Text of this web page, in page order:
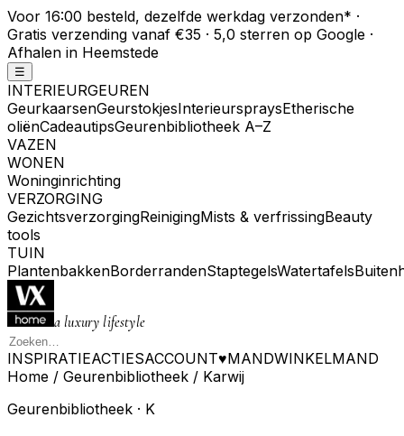
Voor 16:00 besteld, dezelfde werkdag verzonden* ·
Gratis verzending vanaf €35 · 5,0 sterren op Google ·
Afhalen in Heemstede
☰
INTERIEURGEUREN
GeurkaarsenGeurstokjesInterieurspraysEtherische
oliënCadeautipsGeurenbibliotheek A–Z
VAZEN
WONEN
Woninginrichting
VERZORGING
GezichtsverzorgingReinigingMists & verfrissingBeauty
tools
TUIN
PlantenbakkenBorderrandenStaptegelsWatertafels
a luxury lifestyle
INSPIRATIEACTIESACCOUNT♥MANDWINKELMAND
Home / Geurenbibliotheek / Karwij
Geurenbibliotheek · K